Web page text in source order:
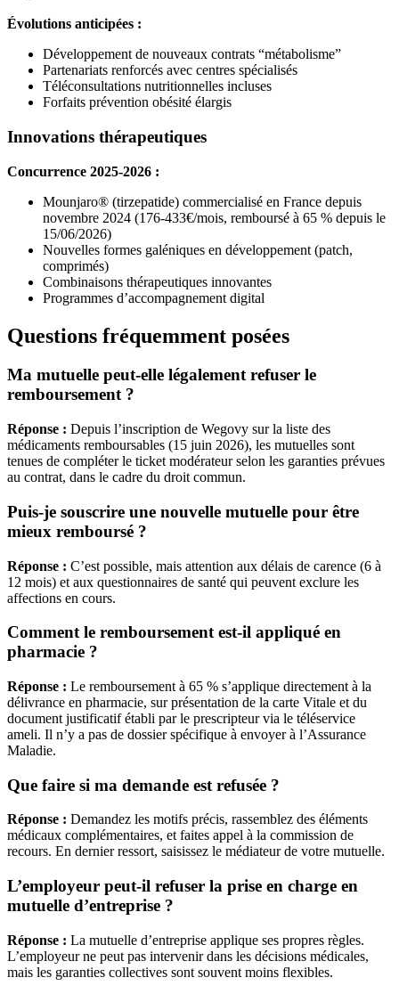
Évolutions anticipées :
Développement de nouveaux contrats “métabolisme”
Partenariats renforcés avec centres spécialisés
Téléconsultations nutritionnelles incluses
Forfaits prévention obésité élargis
Innovations thérapeutiques
Concurrence 2025-2026 :
Mounjaro® (tirzepatide) commercialisé en France depuis
novembre 2024 (176-433€/mois, remboursé à 65 % depuis le
15/06/2026)
Nouvelles formes galéniques en développement (patch,
comprimés)
Combinaisons thérapeutiques innovantes
Programmes d’accompagnement digital
Questions fréquemment posées
Ma mutuelle peut-elle légalement refuser le
remboursement ?
Réponse : Depuis l’inscription de Wegovy sur la liste des
médicaments remboursables (15 juin 2026), les mutuelles sont
tenues de compléter le ticket modérateur selon les garanties prévues
au contrat, dans le cadre du droit commun.
Puis-je souscrire une nouvelle mutuelle pour être
mieux remboursé ?
Réponse : C’est possible, mais attention aux délais de carence (6 à
12 mois) et aux questionnaires de santé qui peuvent exclure les
affections en cours.
Comment le remboursement est-il appliqué en
pharmacie ?
Réponse : Le remboursement à 65 % s’applique directement à la
délivrance en pharmacie, sur présentation de la carte Vitale et du
document justificatif établi par le prescripteur via le téléservice
ameli. Il n’y a pas de dossier spécifique à envoyer à l’Assurance
Maladie.
Que faire si ma demande est refusée ?
Réponse : Demandez les motifs précis, rassemblez des éléments
médicaux complémentaires, et faites appel à la commission de
recours. En dernier ressort, saisissez le médiateur de votre mutuelle.
L’employeur peut-il refuser la prise en charge en
mutuelle d’entreprise ?
Réponse : La mutuelle d’entreprise applique ses propres règles.
L’employeur ne peut pas intervenir dans les décisions médicales,
mais les garanties collectives sont souvent moins flexibles.